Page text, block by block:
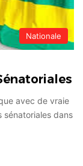
Nationale
avec de vraie
sénatoriales dans